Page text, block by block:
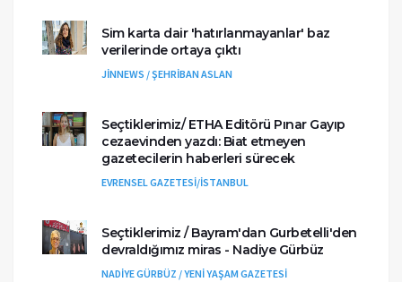
Sim karta dair 'hatırlanmayanlar' baz
verilerinde ortaya çıktı
JİNNEWS / ŞEHRİBAN ASLAN
Seçtiklerimiz/ ETHA Editörü Pınar Gayıp
cezaevinden yazdı: Biat etmeyen
gazetecilerin haberleri sürecek
EVRENSEL GAZETESİ/İSTANBUL
Seçtiklerimiz / Bayram'dan Gurbetelli'den
devraldığımız miras - Nadiye Gürbüz
NADİYE GÜRBÜZ / YENİ YAŞAM GAZETESİ